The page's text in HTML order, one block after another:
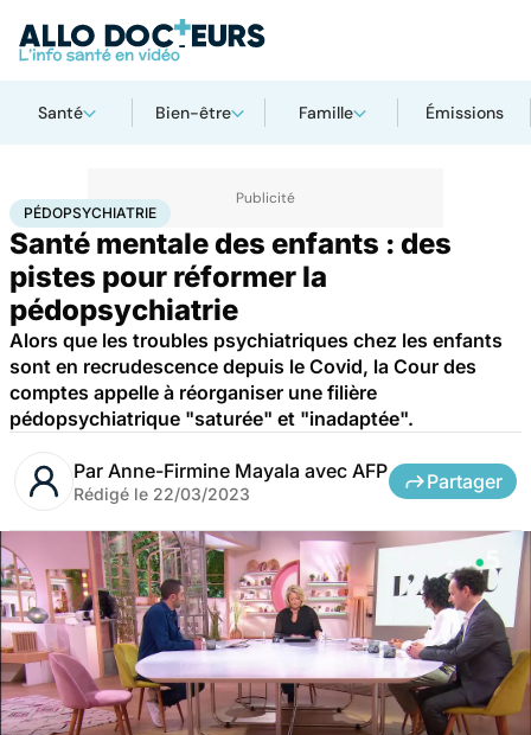
Santé Bien-être Famille Émissions
AccueilSantéMaladiesPédopsychiatrie
PÉDOPSYCHIATRIE
Santé mentale des enfants : des
pistes pour réformer la
pédopsychiatrie
Alors que les troubles psychiatriques chez les enfants
sont en recrudescence depuis le Covid, la Cour des
comptes appelle à réorganiser une filière
pédopsychiatrique "saturée" et "inadaptée".
Par Anne-Firmine Mayala avec AFP
Rédigé le 22/03/2023
Partager